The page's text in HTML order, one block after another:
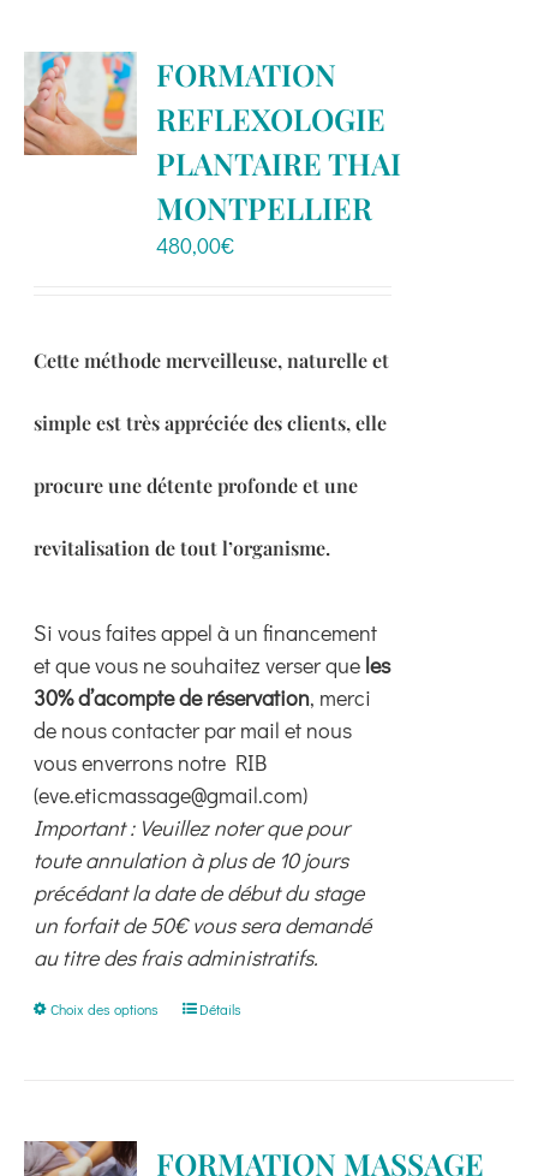
Les
options
peuvent
être
choisies
sur
produit
FORMATION
REFLEXOLOGIE
PLANTAIRE THAI
MONTPELLIER
480,00€
Cette méthode merveilleuse, naturelle et
simple est très appréciée des clients, elle
procure une détente profonde et une
revitalisation de tout l’organisme.
Si vous faites appel à un financement
et que vous ne souhaitez verser que les
30% d’acompte de réservation, merci
de nous contacter par mail et nous
vous enverrons notre RIB
(eve.eticmassage@gmail.com)
Important : Veuillez noter que pour
toute annulation à plus de 10 jours
précédant la date de début du stage
un forfait de 50€ vous sera demandé
au titre des frais administratifs.
Choix des options
CeDétails
FORMATION MASSAGE